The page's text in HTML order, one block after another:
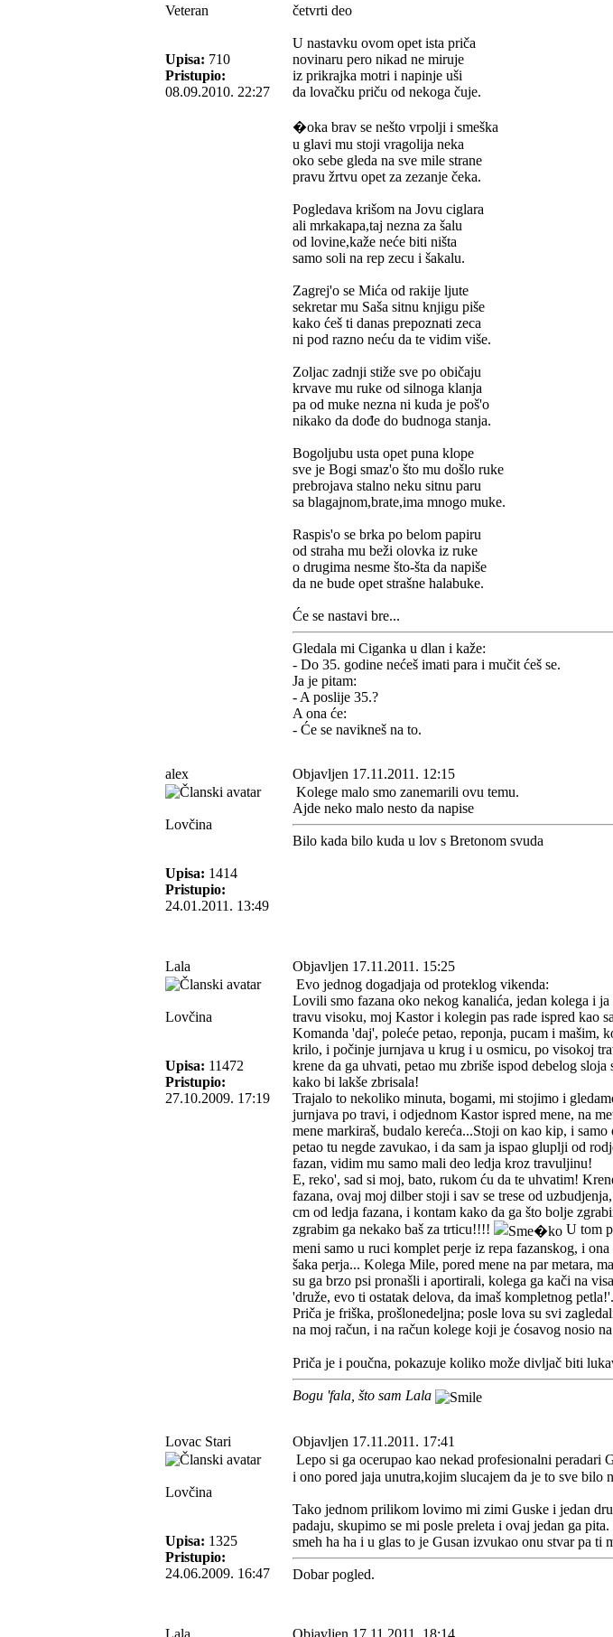
Veteran
Upisa: 710
Pristupio:
08.09.2010. 22:27
četvrti deo
U nastavku ovom opet ista priča
novinaru pero nikad ne miruje
iz prikrajka motri i napinje uši
da lovačku priču od nekoga čuje.
�oka brav se nešto vrpolji i smeška
u glavi mu stoji vragolija neka
oko sebe gleda na sve mile strane
pravu žrtvu opet za zezanje čeka.
Pogledava krišom na Jovu ciglara
ali mrkakapa,taj nezna za šalu
od lovine,kaže neće biti ništa
samo soli na rep zecu i šakalu.
Zagrej'o se Mića od rakije ljute
sekretar mu Saša sitnu knjigu piše
kako ćeš ti danas prepoznati zeca
ni pod razno neću da te vidim više.
Zoljac zadnji stiže sve po običaju
krvave mu ruke od silnoga klanja
pa od muke nezna ni kuda je poš'o
nikako da dođe do budnoga stanja.
Bogoljubu usta opet puna klope
sve je Bogi smaz'o što mu došlo ruke
prebrojava stalno neku sitnu paru
sa blagajnom,brate,ima mnogo muke.
Raspis'o se brka po belom papiru
od straha mu beži olovka iz ruke
o drugima nesme što-šta da napiše
da ne bude opet strašne halabuke.
Će se nastavi bre...
Gledala mi Ciganka u dlan i kaže:
- Do 35. godine nećeš imati para i mučit ćeš se.
Ja je pitam:
- A poslije 35.?
A ona će:
- Će se navikneš na to.
alex Objavljen 17.11.2011. 12:15
Lovčina
Upisa: 1414
Pristupio:
24.01.2011. 13:49
Kolege malo smo zanemarili ovu temu.
Ajde neko malo nesto da napise
Bilo kada bilo kuda u lov s Bretonom svuda
Lala Objavljen 17.11.2011. 15:25
Lovčina
Upisa: 11472
Pristupio:
27.10.2009. 17:19
Evo jednog dogadjaja od proteklog vikenda:
Lovili smo fazana oko nekog kanalića, jedan kolega i
travu visoku, moj Kastor i kolegin pas rade ispred kao
Komanda 'daj', poleće petao, reponja, pucam i mašim,
krilo, i počinje jurnjava u krug i u osmicu, po visokoj
krene da ga uhvati, petao mu zbriše ispod debelog
kako bi lakše zbrisala!
Trajalo to nekoliko minuta, bogami, mi stojimo i
jurnjava po travi, i odjednom Kastor ispred mene, na
mene markiraš, budalo kereća...Stoji on kao kip, i
petao tu negde zavukao, i da sam ja ispao gluplji od
fazan, vidim mu samo mali deo ledja kroz travuljinu!
E, reko', sad si moj, bato, rukom ću da te uhvatim!
fazana, ovaj moj dilber stoji i sav se trese od
cm od ledja fazana, i kontam kako da ga što bolje
zgrabim ga nekako baš za trticu!!!!
U tom
meni samo u ruci komplet perje iz repa fazanskog, i
šaka perja... Kolega Mile, pored mene na par metara,
su ga brzo psi pronašli i aportirali, kolega ga kači na
'druže, evo ti ostatak delova, da imaš kompletnog
Priča je friška, prošlonedeljna; posle lova su svi
na moj račun, i na račun kolege koji je ćosavog nosio
Priča je i poučna, pokazuje koliko može divljač biti
Bogu 'fala, što sam Lala
Lovac Stari Objavljen 17.11.2011. 17:41
Lovčina
Upisa: 1325
Pristupio:
24.06.2009. 16:47
Lepo si ga ocerupao kao nekad profesionalni peradari
i ono pored jaja unutra,kojim slucajem da je to sve bilo
Tako jednom prilikom lovimo mi zimi Guske i jedan
padaju, skupimo se mi posle preleta i ovaj jedan ga
smeh ha ha i u glas to je Gusan izvukao onu stvar pa ti
Dobar pogled.
Lala Objavljen 17.11.2011. 18:14